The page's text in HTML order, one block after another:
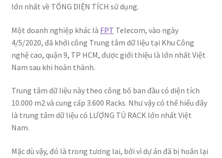
lớn nhất về TỔNG DIỆN TÍCH sử dụng.
Một doanh nghiệp khác là FPT Telecom, vào ngày
4/5/2020, đã khởi công Trung tâm dữ liệu tại Khu Công
nghệ cao, quận 9, TP HCM, được giới thiệu là lớn nhất Việt
Nam sau khi hoàn thành.
Trung tâm dữ liệu này theo công bố ban đầu có diện tích
10.000 m2 và cung cấp 3.600 Racks. Như vậy có thể hiểu đây
là trung tâm dữ liệu có LƯỢNG TỦ RACK lớn nhất Việt
Nam.
Mặc dù vậy, đó là trong tương lai, bởi vì dự án đã bị hoãn lại